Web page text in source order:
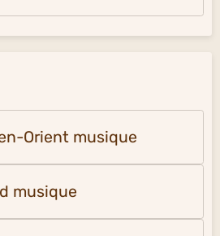
Orient musique
musique